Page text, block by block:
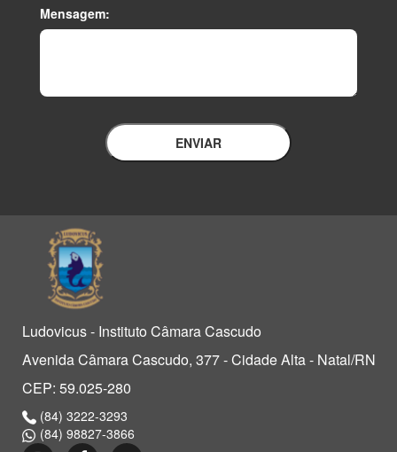
Mensagem:
ENVIAR
Ludovicus - Instituto Câmara Cascudo
Avenida Câmara Cascudo, 377 - Cidade Alta - Natal/RN
CEP: 59.025-280
(84) 3222-3293
(84) 98827-3866